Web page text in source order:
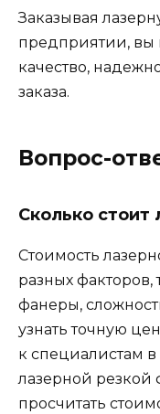
Заказывая
предприятии, вы
качество,
заказа.
Вопрос-
Сколько стоит
Стоимость
разных
фанеры,
узнать точную
к специалистам
лазерной резкой
просчитать